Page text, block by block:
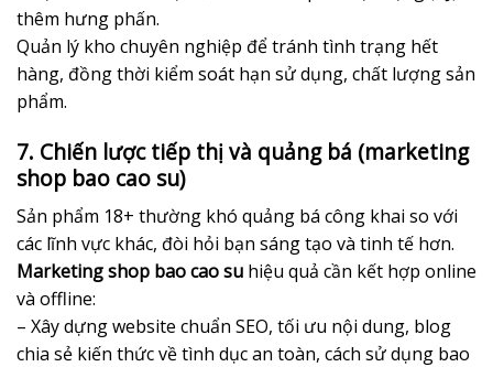
thêm hưng phấn.
Quản lý kho chuyên nghiệp để tránh tình trạng hết
hàng, đồng thời kiểm soát hạn sử dụng, chất lượng sản
phẩm.
7. Chiến lược tiếp thị và quảng bá (marketing
shop bao cao su)
Sản phẩm 18+ thường khó quảng bá công khai so với
các lĩnh vực khác, đòi hỏi bạn sáng tạo và tinh tế hơn.
Marketing shop bao cao su hiệu quả cần kết hợp online
và offline:
– Xây dựng website chuẩn SEO, tối ưu nội dung, blog
chia sẻ kiến thức về tình dục an toàn, cách sử dụng bao